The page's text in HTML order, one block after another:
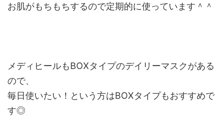
お肌がもちもちするので定期的に使っています＾＾
メディヒールもBOXタイプのデイリーマスクがある
ので、
毎日使いたい！という方はBOXタイプもおすすめで
す◎